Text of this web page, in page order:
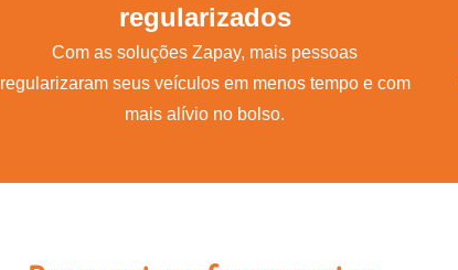
regularizados
Com as soluções Zapay, mais pessoas
regularizaram seus veículos em menos tempo e com
mais alívio no bolso.